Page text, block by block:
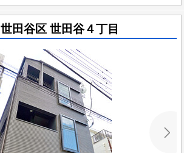
世田谷区 世田谷４丁目